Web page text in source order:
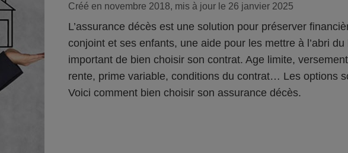
Créé en novembre 2018, mis à jour le 26 janvier 2025
L’assurance décès est une solution pour préserver
conjoint et ses enfants, une aide pour les mettre à l’abri
important de bien choisir son contrat. Age limite,
rente, prime variable, conditions du contrat… Les options
Voici comment bien choisir son assurance décès.